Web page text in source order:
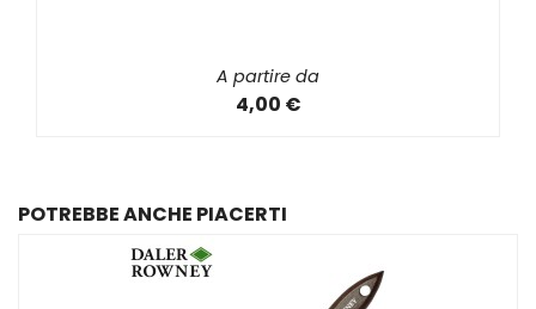
A partire da
4,00 €
POTREBBE ANCHE PIACERTI